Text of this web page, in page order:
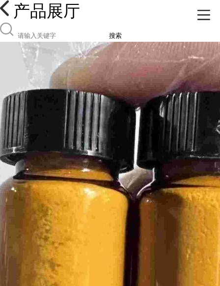
产品展厅
搜索